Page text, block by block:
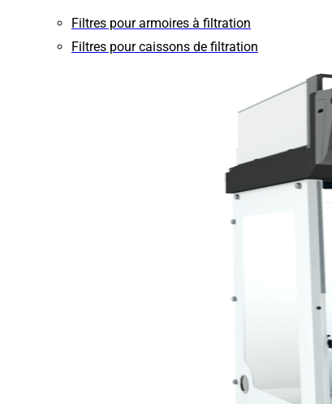
Filtres pour armoires à filtration
Filtres pour caissons de filtration